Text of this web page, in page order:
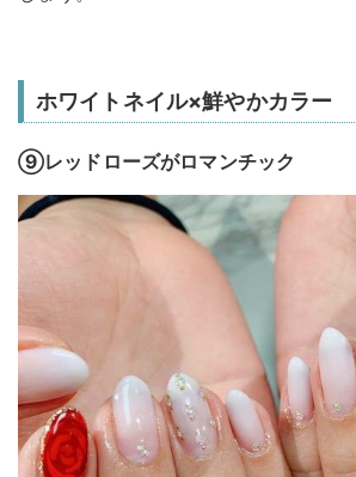
ホワイトネイル×鮮やかカラー
⑨レッドローズがロマンチック